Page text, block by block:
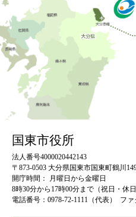
国東市役所
法人番号4000020442143
〒873-0503 大分県国東市国東町鶴川
開庁時間：
月曜日から金曜日
8時30分から17時00分まで（祝日・休
電話番号：0978-72-1111（代表）
ファ